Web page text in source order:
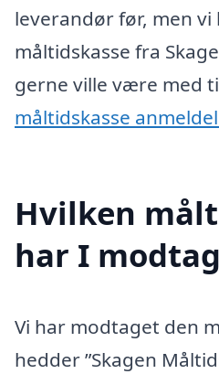
leverandør før, men
måltidskasse fra
gerne ville være med
måltidskasse
Hvilken
har I
Vi har modtaget den
hedder ”Skagen